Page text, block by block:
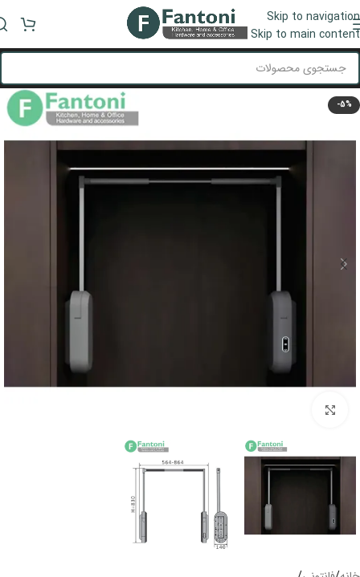
Skip to navigation
Skip to main content
منو
-5%